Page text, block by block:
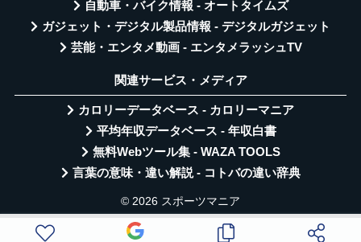
自動車・バイク情報 - オートタイムズ
ガジェット・デジタル製品情報 - デジタルガジェット
芸能・エンタメ動画 - エンタメラッシュTV
関連サービス・メディア
カロリーデータベース - カロリーマニア
平均年収データベース - 年収白書
無料Webツール集 - WAZA TOOLS
言葉の意味・違い解説 - コトバの違い辞典
© 2026 スポーツマニア